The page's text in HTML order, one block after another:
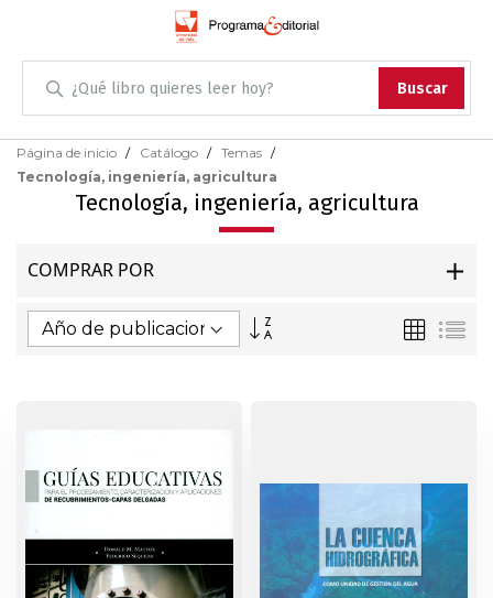
Buscar
Administración
Antropología
Arqueología
Ciencias
Ciencia política
Ciencias Sociales
Skip
Página de inicio Catálogo
Temas
Tecnología, ingeniería, agricultura
Tecnología, ingeniería, agricultura
COMPRAR POR
Dirección
Parrilla